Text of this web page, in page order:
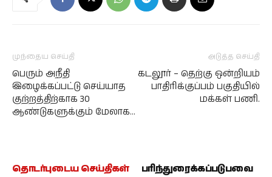
முந்தைய செய்தி
பெரும் அநீதி
இழைக்கப்பட்டு செய்யாத
குற்றத்திற்காக 30
ஆண்டுகளுக்கும் மேலாக…
அடுத்த செய்தி
கடலூர் – தெற்கு ஒன்றியம்
பாதிரிக்குப்பம் பகுதியில்
மக்கள் பணி.
தொடர்புடைய செய்திகள் பரிந்துரைக்கப்படுபவை